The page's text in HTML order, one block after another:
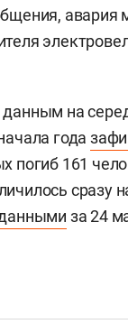
авария
на
года
погиб 161
сразу
за 24